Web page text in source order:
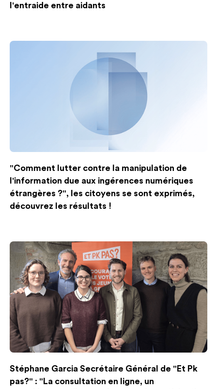
l'entraide entre aidants
"Comment lutter contre la manipulation de
l'information due aux ingérences numériques
étrangères ?", les citoyens se sont exprimés,
découvrez les résultats !
Stéphane Garcia Secrétaire Général de "Et Pk
pas?" : "La consultation en ligne, un